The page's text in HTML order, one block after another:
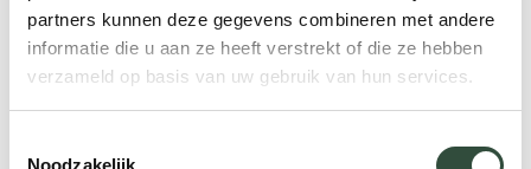
partners kunnen deze gegevens combineren met andere
informatie die u aan ze heeft verstrekt of die ze hebben
verzameld op basis van uw gebruik van hun services.
Noodzakelijk